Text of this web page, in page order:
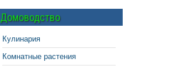
Домоводство
Кулинария
Комнатные растения